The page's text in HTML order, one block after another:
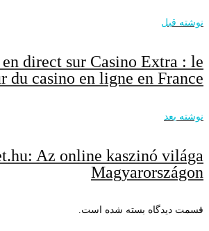
نوشته قبل
en direct sur Casino Extra : le
du casino en ligne en France
نوشته بعد
Az online kaszinó világa
Magyarországon
قسمت دیدگاه بسته شده است.